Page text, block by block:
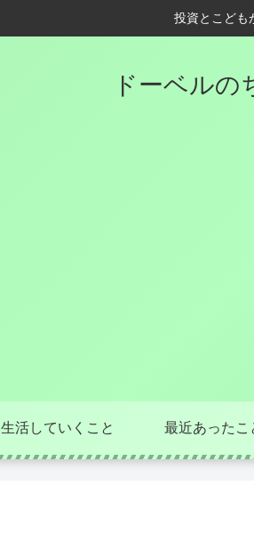
投資とこども
ドーベルの
生活していくこと 最近あったこ